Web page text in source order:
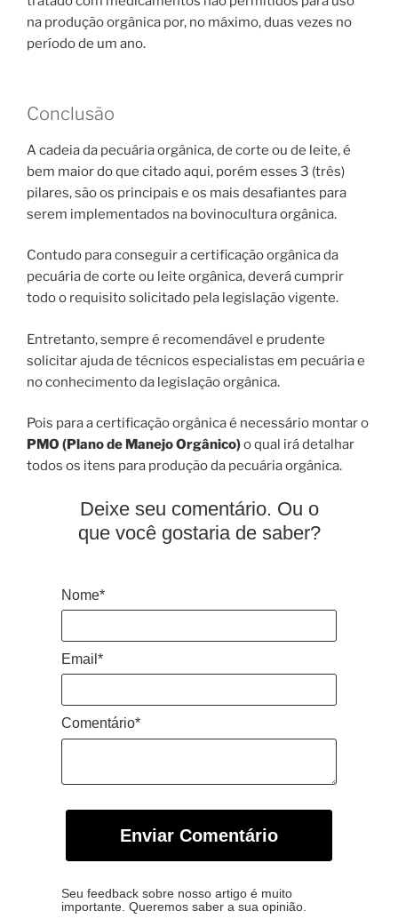
na produção orgânica por, no máximo, duas vezes no
período de um ano.
Conclusão
A cadeia da pecuária orgânica, de corte ou de leite, é
bem maior do que citado aqui, porém esses 3 (três)
pilares, são os principais e os mais desafiantes para
serem implementados na bovinocultura orgânica.
Contudo para conseguir a certificação orgânica da
pecuária de corte ou leite orgânica, deverá cumprir
todo o requisito solicitado pela legislação vigente.
Entretanto, sempre é recomendável e prudente
solicitar ajuda de técnicos especialistas em pecuária e
no conhecimento da legislação orgânica.
Pois para a certificação orgânica é necessário montar o
PMO (Plano de Manejo Orgânico)o qual irá detalhar
todos os itens para produção da pecuária orgânica.
Deixe seu comentário. Ou o
que você gostaria de saber?
Nome*
Email*
Comentário*
Enviar Comentário
Seu feedback sobre nosso artigo é muito
importante. Queremos saber a sua opinião.